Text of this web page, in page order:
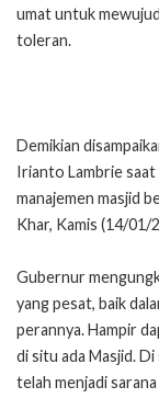
umat untuk
toleran.
Demikian
Irianto Lambrie
manajemen masjid
Khar, Kamis (14/01/
Gubernur
yang pesat, baik
perannya. Hampir
di situ ada Masjid.
telah menjadi